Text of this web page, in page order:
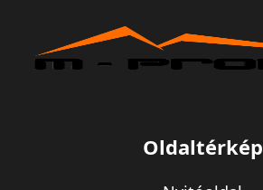
Oldaltérkép